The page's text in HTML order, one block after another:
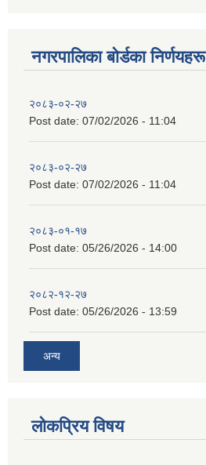
नगरपालिका बाेर्डका निर्णयहरू
२०८३-०२-२७
Post date: 07/02/2026 - 11:04
२०८३-०२-२७
Post date: 07/02/2026 - 11:04
२०८३-०१-१७
Post date: 05/26/2026 - 14:00
२०८२-१२-२७
Post date: 05/26/2026 - 13:59
अन्य
लोकप्रिय विषय